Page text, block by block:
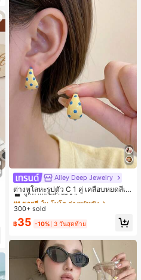
Alley Deep Jewelry
ต่างหูโลหะรูปตัว C 1 คู่ เคลือบหยดสีเห
ลือง ลายจุดสีน้ำเงิน สไตล์ยุโรปและอเม
ริกัน แฟชั่นส่วนตัว หวานและสง่างาม
สำหรับผู้หญิงและเด็กหญิง สำหรับการเ
ดินทาง งานแต่งงาน ปาร์ตี้ วันเกิด ของ
#1 ขายดี ใน โบโฮ ต่างหูผู้หญิง
ลูกค้ากลับมาซื้อซ้ำ!
เกือบหมดแล้ว!
#1 ขายดี ใน โบโฮ ต่างหูผู้หญิง
ลูกค้ากลับมาซื้อซ้ำ!
เกือบหมดแล้ว!
#1 ขายดี ใน โบโฮ ต่างหูผู้หญิง
ลูกค้ากลับมาซื้อซ้ำ!
เกือบหมดแล้ว!
#1 ขายดี ใน โบโฮ ต่างหูผู้หญิง
เกือบหมดแล้ว!
300+ sold
฿35 -10% 3 วันสุดท้าย